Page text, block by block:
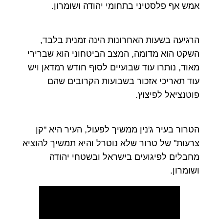
אמש אף פלסטיני בתחומי יהודה ושומרון.
הרגיעה בשעות האחרונות הינה זמנית בלבד,
השקט הוא מדומה, המצב הביטחוני הוא שברירי
מאוד, נותרו עוד שבועיים לסוף חודש רמדאן ויש
עוד תאריכי אזכור בשבועות הקרובים שהם
פוטנציאל לפיצוץ.
הטרור בעיר ג'נין ממשיך לפעול, העיר היא "קן
צרעות" של טרור שלא נוטרל והיא תמשיך להוציא
מחבלים לפיגועים בישראל ובשטחי יהודה
ושומרון.